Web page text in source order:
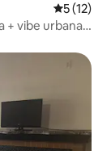
5 de uma
5 (12)
+ vibe urbana -